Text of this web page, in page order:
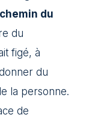
du
du
figé, à
du
la personne.
de